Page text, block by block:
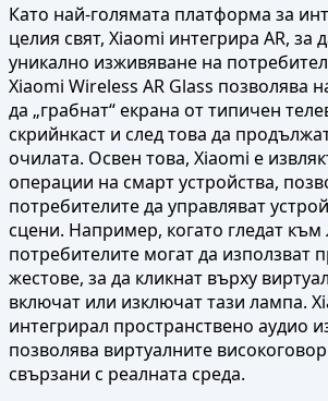
Като най-голямата платформа за
целия свят, Xiaomi интегрира AR, за
уникално изживяване на
Xiaomi Wireless AR Glass позволява
да „грабнат“ екрана от типичен
скрийнкаст и след това да
очилата. Освен това, Xiaomi е
операции на смарт устройства,
потребителите да управляват
сцени. Например, когато гледат към
потребителите могат да използват
жестове, за да кликнат върху
включат или изключат тази лампа.
интегрирал пространствено аудио
позволява виртуалните
свързани с реалната среда.